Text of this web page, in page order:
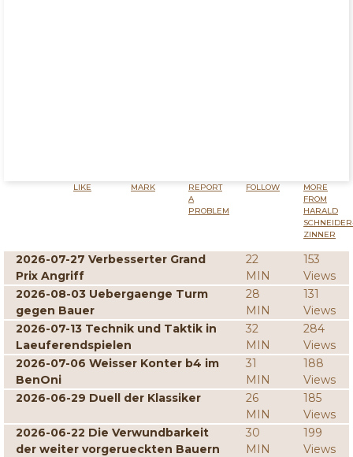
LIKE MARK
REPORT
A
PROBLEM
FOLLOW
MORE
FROM
HARALD
ZINNER
2026-07-27 Verbesserter Grand
Prix Angriff
22
MIN
153
Views
2026-08-03 Uebergaenge Turm
gegen Bauer
28
MIN
131
Views
2026-07-13 Technik und Taktik in
Laeuferendspielen
32
MIN
284
Views
2026-07-06 Weisser Konter b4 im
BenOni
31
MIN
188
Views
2026-06-29 Duell der Klassiker
26
MIN
185
Views
2026-06-22 Die Verwundbarkeit
der weiter vorgerueckten Bauern
30
MIN
199
Views